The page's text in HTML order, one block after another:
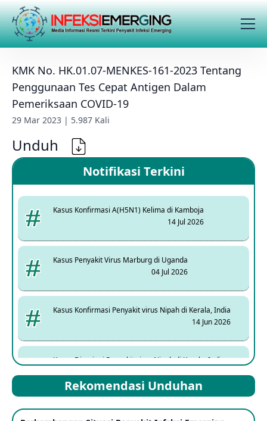
KMK No. HK.01.07-MENKES-161-2023 Tentang
Penggunaan Tes Cepat Antigen Dalam
Pemeriksaan COVID-19
29 Mar 2023 | 5.987 Kali
Unduh
Notifikasi Terkini
Kasus Konfirmasi A(H5N1) Kelima di Kamboja
14 Jul 2026
Kasus Penyakit Virus Marburg di Uganda
04 Jul 2026
Kasus Konfirmasi Penyakit virus Nipah di Kerala, India
14 Jun 2026
Kasus Dicurigai Penyakit virus Nipah di Kerala, India
Mpox Clade 1b di Taiwan
Rekomendasi Unduhan